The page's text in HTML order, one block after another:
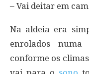
– Vai deitar em
Na aldeia era
enrolados
conforme os